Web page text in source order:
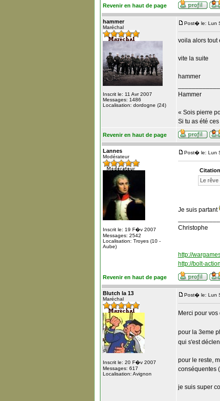
Revenir en haut de page
hammer
Maréchal
Inscrit le: 11 Avr 2007
Messages: 1486
Localisation: dordogne (24)
Post� le: Lun
voila alors tout
vite la suite
hammer
Hammer
« Sois pierre
Si tu as été
Revenir en haut de page
Lannes
Modérateur
Inscrit le: 19 F�v 2007
Messages: 2542
Localisation: Troyes (10 -
Aube)
Post� le: Lun
Le rêve
Je suis partant
Christophe
http://
http://bolt-
Revenir en haut de page
Blutch la 13
Maréchal
Inscrit le: 20 F�v 2007
Messages: 617
Localisation: Avignon
Post� le: Lun
Merci pour
pour la 3eme
qui s'est
pour le reste,
conséquentes
je suis super